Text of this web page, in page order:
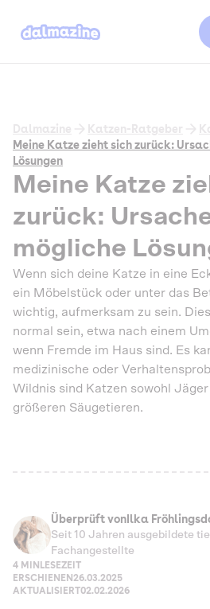
Dalmazine Katzen-Ratgeber
Meine Katze zieht sich zurück:
Lösungen
Meine Katze
zurück:
mögliche
Wenn sich deine Katze in eine
ein Möbelstück oder unter das
wichtig, aufmerksam zu sein.
normal sein, etwa nach einem
wenn Fremde im Haus sind. Es
medizinische oder
Wildnis sind Katzen sowohl
größeren Säugetieren.
Überprüft von Ilka
Seit 10 Jahren ausgebildete
Fachangestellte
4 MIN LESEZEIT
ERSCHIENEN26.03.2025
AKTUALISIERT02.02.2026